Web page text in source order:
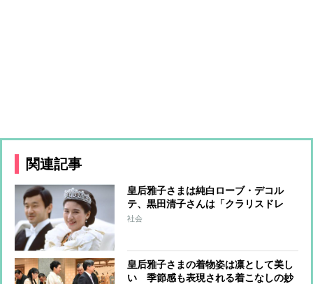
関連記事
皇后雅子さまは純白ローブ・デコル
テ、黒田清子さんは「クラリスドレ
ス」と話題に 女性皇族の華麗な
社会
皇后雅子さまの着物姿は凛として美し
い 季節感も表現される着こなしの妙